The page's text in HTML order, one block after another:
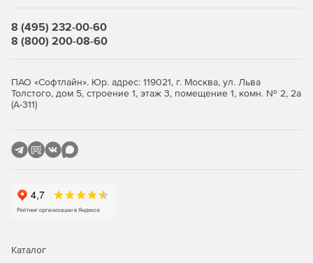
проводящих систем: заземлителей, печатных плат,
паразитных токов и токов утечки изоляционных
Модуль «Электрическое поле переменных токов»
Модуль «Нестационарное электрическое поле»
нелинейных диэлектриках.
8 (495) 232-00-60
8 (800) 200-08-60
ПАО «Софтлайн». Юр. адрес: 119021, г. Москва, ул. Льва
Толстого, дом 5, строение 1, этаж 3, помещение 1, комн. № 2, 2а
(А-311)
Каталог